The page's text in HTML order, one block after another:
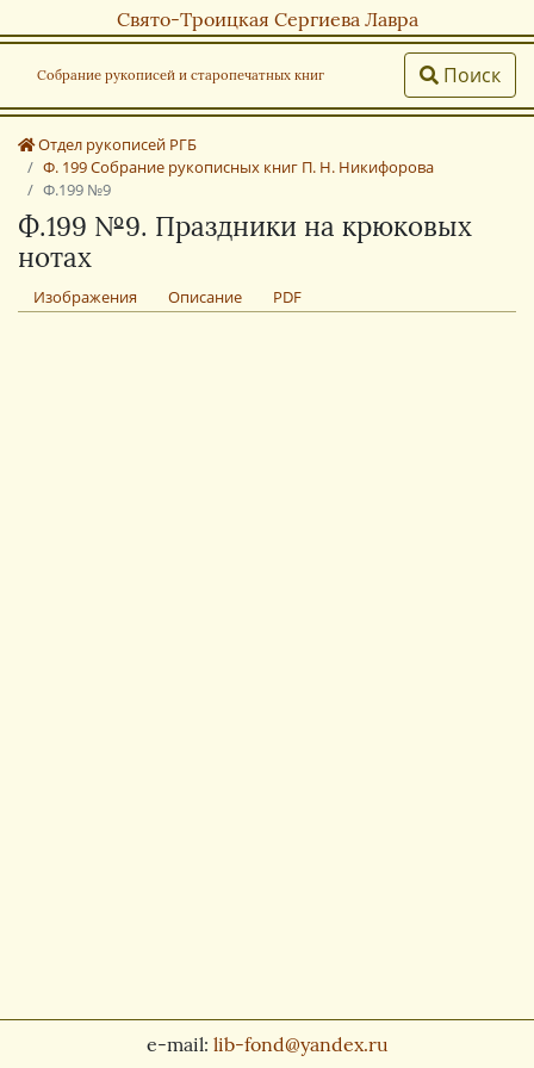
Свято-Троицкая Сергиева Лавра
Собрание рукописей и старопечатных книг Поиск
Отдел рукописей РГБ
Ф. 199 Собрание рукописных книг П. Н. Никифорова
Ф.199 №9
Ф.199 №9. Праздники на крюковых
нотах
Изображения Описание PDF
e-mail: lib-fond@yandex.ru